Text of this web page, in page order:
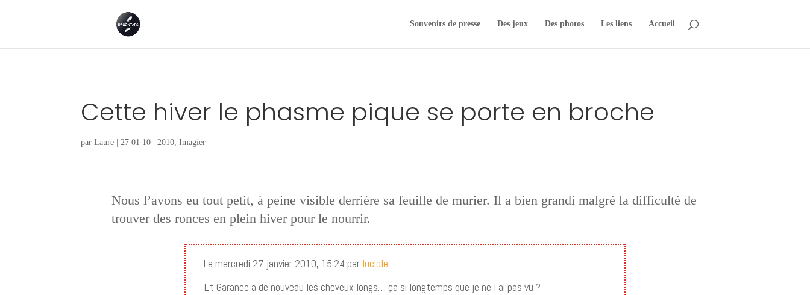
Souvenirs de presse Des jeux Des photos Les liens Accueil
Cette hiver le phasme pique se porte en broche
parLaure | 27 01 10 | 2010 ,Imagier
Nous l’avons eu tout petit, à peine visible derrière sa feuille de murier. Il a bien grandi malgré la difficulté de
trouver des ronces en plein hiver pour le nourrir.
Le mercredi 27 janvier 2010, 15:24 par luciole
Et Garance a de nouveau les cheveux longs… ça si longtemps que je ne l’ai pas vu ?